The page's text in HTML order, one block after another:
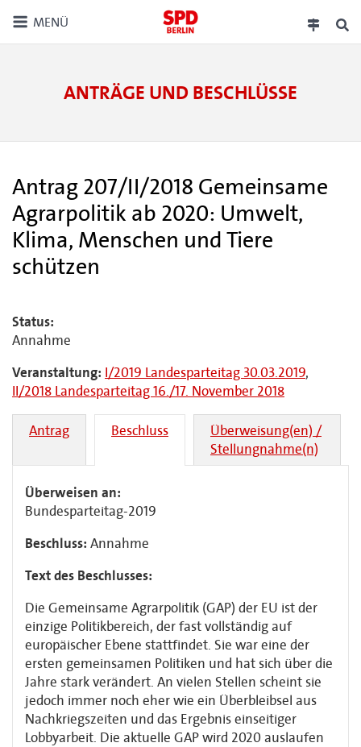
MENÜ
ANTRÄGE UND BESCHLÜSSE
Antrag 207/II/2018 Gemeinsame
Agrarpolitik ab 2020: Umwelt,
Klima, Menschen und Tiere
schützen
Status:
Annahme
Veranstaltung: I/2019 Landesparteitag 30.03.2019,
II/2018 Landesparteitag 16./17. November 2018
Antrag Beschluss
Überweisung(en) /
Stellungnahme(n)
Überweisen an:
Bundesparteitag-2019
Beschluss: Annahme
Text des Beschlusses:
Die Gemeinsame Agrarpolitik (GAP) der EU ist der
einzige Politikbereich, der fast vollständig auf
europäischer Ebene stattfindet. Sie war eine der
ersten gemeinsamen Politiken und hat sich über die
Jahre stark verändert. An vielen Stellen scheint sie
jedoch immer noch eher wie ein Überbleibsel aus
Nachkriegszeiten und das Ergebnis einseitiger
Lobbyarbeit. Die aktuelle GAP wird 2020 auslaufen